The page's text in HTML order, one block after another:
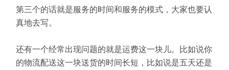
第三个的话就是服务的时间和服务的模式，大家也要认
真地去写。
还有一个经常出现问题的就是运费这一块儿。比如说你
的物流配送这一块送货的时间长短，比如说是五天还是